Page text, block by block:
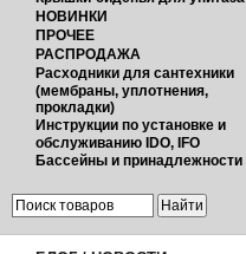
НОВИНКИ
ПРОЧЕЕ
РАСПРОДАЖА
Расходники для сантехники
(мембраны, уплотнения,
прокладки)
Инструкции по установке и
обслуживанию IDO, IFO
Бассейны и принадлежности